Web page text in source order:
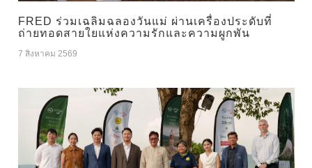
FRED ร่วมเฉลิมฉลองวันแม่ ผ่านเครื่องประดับที่
ถ่ายทอดสายใยแห่งความรักและความผูกพัน
7 สิงหาคม 2569